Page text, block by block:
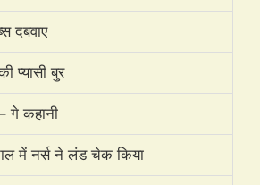
दबवाए
प्यासी बुर
गे कहानी
में नर्स ने लंड चेक किया